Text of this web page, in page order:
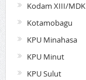
Kodam XIII/MDK
Kotamobagu
KPU Minahasa
KPU Minut
KPU Sulut